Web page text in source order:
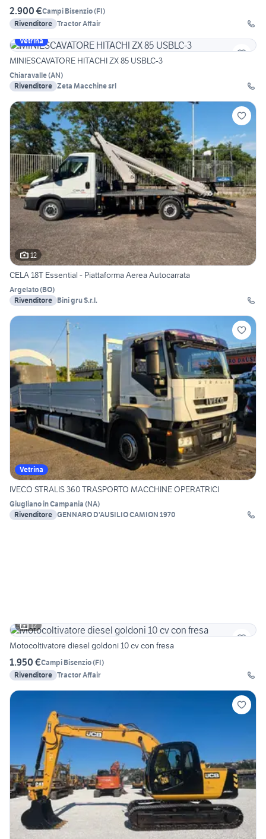
2.900 €Campi Bisenzio(FI)
Rivenditore Tractor Affair
Vetrina
MINIESCAVATORE HITACHI ZX 85 USBLC-3
Chiaravalle(AN)
Rivenditore Zeta Macchine srl
12
CELA 18T Essential - Piattaforma Aerea Autocarrata
Argelato(BO)
Rivenditore Bini gru S.r.l.
Vetrina
IVECO STRALIS 360 TRASPORTO MACCHINE OPERATRICI
Giugliano in Campania (NA)
Rivenditore GENNARO D'AUSILIO CAMION 1970
12
Motocoltivatore diesel goldoni 10 cv con fresa
1.950 €Campi Bisenzio(FI)
Rivenditore Tractor Affair